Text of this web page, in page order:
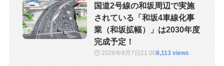
国道2号線の和坂周辺で実施
されている「和坂4車線化事
業（和坂拡幅）」は2030年度
完成予定！
2026年8月7日 21:008,113 views